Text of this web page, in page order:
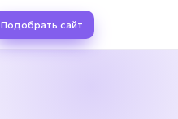
Подобрать сайт